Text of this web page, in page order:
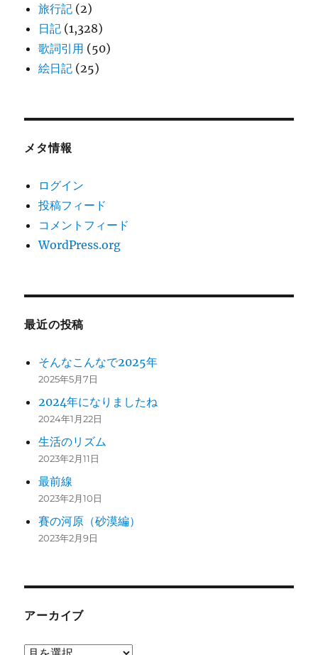
旅行記 (2)
日記 (1,328)
歌詞引用 (50)
絵日記 (25)
メタ情報
ログイン
投稿フィード
コメントフィード
WordPress.org
最近の投稿
そんなこんなで2025年
2025年5月7日
2024年になりましたね
2024年1月22日
生活のリズム
2023年2月11日
最前線
2023年2月10日
賽の河原（砂漠編）
2023年2月9日
アーカイブ
ア